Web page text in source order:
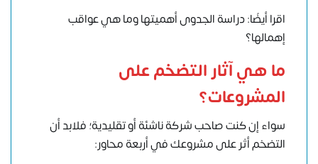
اقرا أيضًا: دراسة الجدوى أهميتها وما هي عواقب
إهمالها؟
ما هي آثار التضخم على
المشروعات؟
سواء إن كنت صاحب شركة ناشئة أو تقليدية؛ فلابد أن
التضخم أثر على مشروعك في أربعة محاور: